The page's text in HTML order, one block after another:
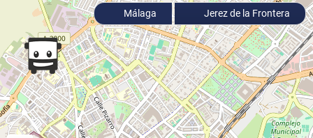
Málaga Jerez de la Frontera